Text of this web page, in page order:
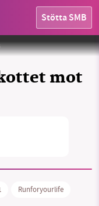
Stötta SMB
mot
Foto: Jenni Laiti/Privat
Runforyourlife